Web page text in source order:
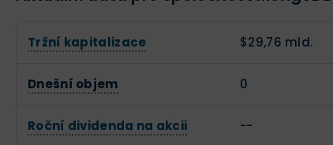
Tržní kapitalizace $29,76 mld.
Dnešní objem 0
Roční dividenda na akcii --